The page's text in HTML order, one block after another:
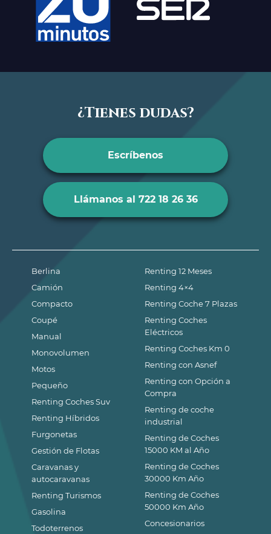
¿Tienes dudas?
Escríbenos
Llámanos al 722 18 26 36
Berlina
Camión
Compacto
Coupé
Manual
Monovolumen
Motos
Pequeño
Renting Coches Suv
Renting Híbridos
Furgonetas
Gestión de Flotas
Caravanas y
autocaravanas
Renting Turismos
Gasolina
Todoterrenos
Renting 12 Meses
Renting 4×4
Renting Coche 7 Plazas
Renting Coches
Eléctricos
Renting Coches Km 0
Renting con Asnef
Renting con Opción a
Compra
Renting de coche
industrial
Renting de Coches
15000 KM al Año
Renting de Coches
30000 Km Año
Renting de Coches
50000 Km Año
Concesionarios